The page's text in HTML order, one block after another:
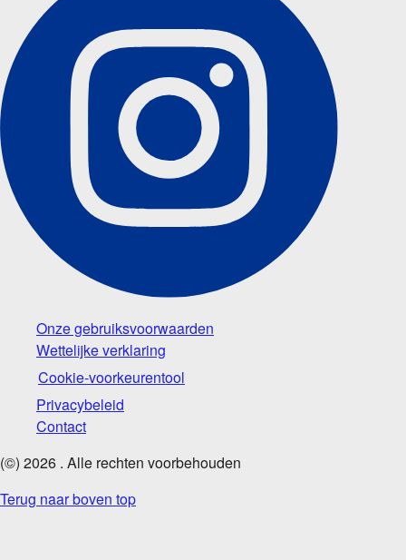
Onze gebruiksvoorwaarden
Wettelijke verklaring
Cookie-voorkeurentool
Privacybeleid
Contact
(©) 2026 . Alle rechten voorbehouden
Terug naar boven top